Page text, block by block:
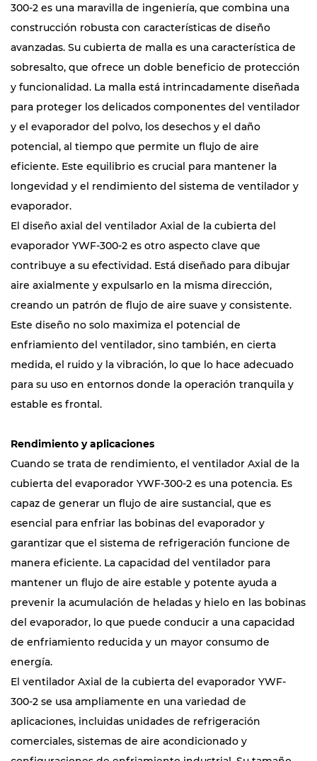
300-2 es una maravilla de ingeniería, que combina una
construcción robusta con características de diseño
avanzadas. Su cubierta de malla es una característica de
sobresalto, que ofrece un doble beneficio de protección
y funcionalidad. La malla está intrincadamente diseñada
para proteger los delicados componentes del ventilador
y el evaporador del polvo, los desechos y el daño
potencial, al tiempo que permite un flujo de aire
eficiente. Este equilibrio es crucial para mantener la
longevidad y el rendimiento del sistema de ventilador y
evaporador.
El diseño axial del ventilador Axial de la cubierta del
evaporador YWF-300-2 es otro aspecto clave que
contribuye a su efectividad. Está diseñado para dibujar
aire axialmente y expulsarlo en la misma dirección,
creando un patrón de flujo de aire suave y consistente.
Este diseño no solo maximiza el potencial de
enfriamiento del ventilador, sino también, en cierta
medida, el ruido y la vibración, lo que lo hace adecuado
para su uso en entornos donde la operación tranquila y
estable es frontal.
Rendimiento y aplicaciones
Cuando se trata de rendimiento, el ventilador Axial de la
cubierta del evaporador YWF-300-2 es una potencia. Es
capaz de generar un flujo de aire sustancial, que es
esencial para enfriar las bobinas del evaporador y
garantizar que el sistema de refrigeración funcione de
manera eficiente. La capacidad del ventilador para
mantener un flujo de aire estable y potente ayuda a
prevenir la acumulación de heladas y hielo en las bobinas
del evaporador, lo que puede conducir a una capacidad
de enfriamiento reducida y un mayor consumo de
energía.
El ventilador Axial de la cubierta del evaporador YWF-
300-2 se usa ampliamente en una variedad de
aplicaciones, incluidas unidades de refrigeración
comerciales, sistemas de aire acondicionado y